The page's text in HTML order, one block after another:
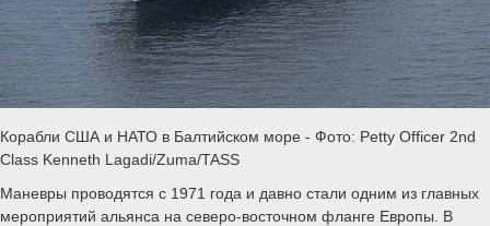
Корабли США и НАТО в Балтийском море - Фото: Petty Officer 2nd
Class Kenneth Lagadi/Zuma/TASS
Маневры проводятся с 1971 года и давно стали одним из главных
мероприятий альянса на северо-восточном фланге Европы. В